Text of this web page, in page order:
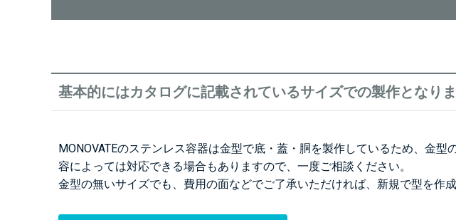
基本的にはカタログに記載されているサイズでの製作となりま
MONOVATEのステンレス容器は金型で底・蓋・胴を製作しているため、金
容によっては対応できる場合もありますので、一度ご相談ください。
金型の無いサイズでも、費用の面などでご了承いただければ、新規で型を作